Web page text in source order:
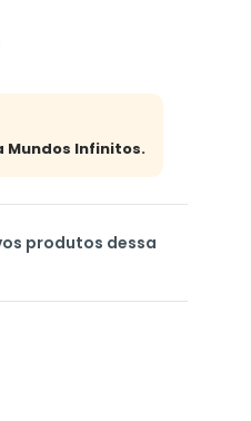
Mundos Infinitos.
produtos dessa